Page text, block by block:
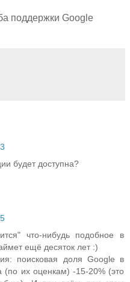
поддержки Google
будет доступна?
что-нибудь подобное в
ещё десяток лет :)
поисковая доля Google в
(по их оценкам) -15-20% (это